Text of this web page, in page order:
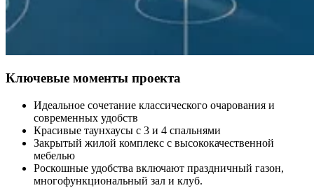
Ключевые моменты проекта
Идеальное сочетание классического очарования и
современных удобств
Красивые таунхаусы с 3 и 4 спальнями
Закрытый жилой комплекс с высококачественной
мебелью
Роскошные удобства включают праздничный газон,
многофункциональный зал и клуб.